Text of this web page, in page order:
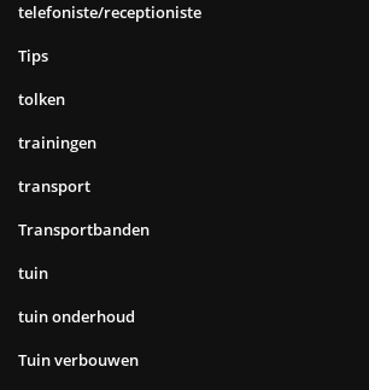
telefoniste/receptioniste
Tips
tolken
trainingen
transport
Transportbanden
tuin
tuin onderhoud
Tuin verbouwen